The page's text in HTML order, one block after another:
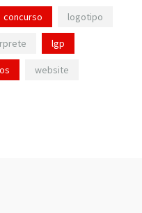
concurso logotipo
lgp
website